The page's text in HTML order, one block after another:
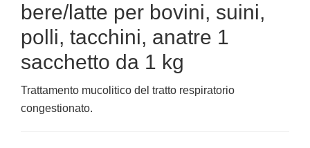
bere/latte per bovini, suini,
polli, tacchini, anatre 1
sacchetto da 1 kg
Trattamento mucolitico del tratto respiratorio
congestionato.